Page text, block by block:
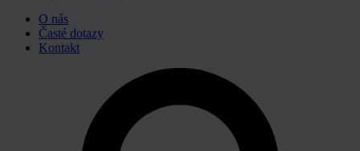
O nás
Časté dotazy
Kontakt